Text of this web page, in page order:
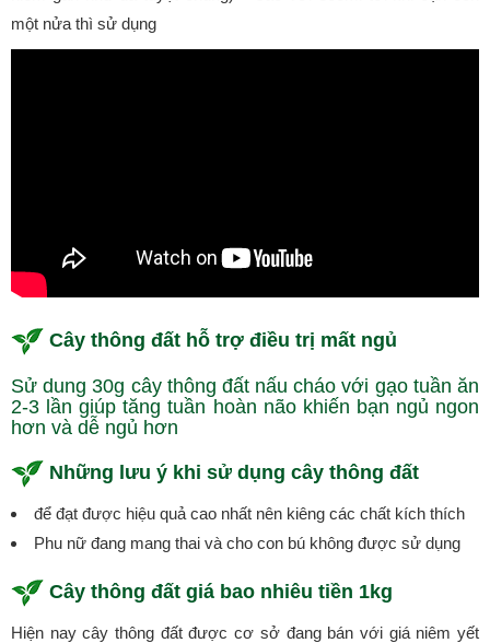
một nửa thì sử dụng
Cây thông đất hỗ trợ điều trị mất ngủ
Sử dung 30g cây thông đất nấu cháo với gạo tuần ăn
2-3 lần giúp tăng tuần hoàn não khiến bạn ngủ ngon
hơn và dễ ngủ hơn
Những lưu ý khi sử dụng cây thông đất
để đạt được hiệu quả cao nhất nên kiêng các chất kích thích
Phu nữ đang mang thai và cho con bú không được sử dụng
Cây thông đất giá bao nhiêu tiền 1kg
Hiện nay cây thông đất được cơ sở đang bán với giá niêm yết